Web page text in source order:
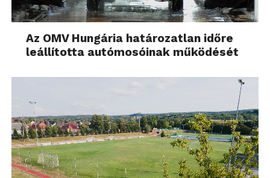
Az OMV Hungária határozatlan időre
leállította autómosóinak működését